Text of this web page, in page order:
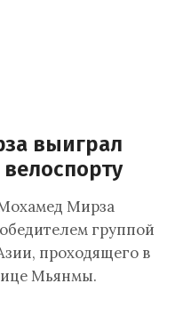
выиграл
Мирза
группой
проходящего в
Мьянмы.